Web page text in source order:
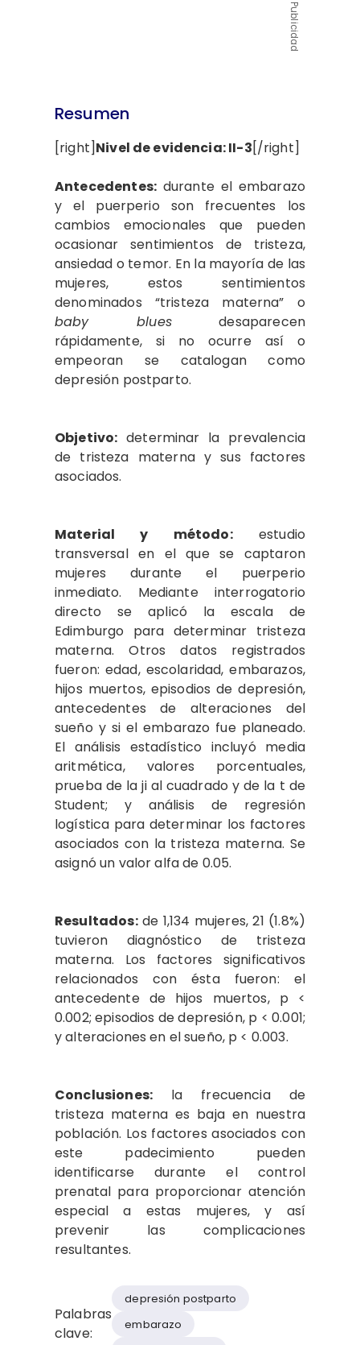
Publicidad
Resumen
[right]Nivel de evidencia: II-3[/right]
Antecedentes:durante el embarazo
y el puerperio son frecuentes los
cambios emocionales que pueden
ocasionar sentimientos de tristeza,
ansiedad o temor. En la mayoría de las
mujeres, estos sentimientos
denominados “tristeza materna” o
baby bluesdesaparecen
rápidamente, si no ocurre así o
empeoran se catalogan como
depresión postparto.
Objetivo: determinar la prevalencia
de tristeza materna y sus factores
asociados.
Material y método:estudio
transversal en el que se captaron
mujeres durante el puerperio
inmediato. Mediante interrogatorio
directo se aplicó la escala de
Edimburgo para determinar tristeza
materna. Otros datos registrados
fueron: edad, escolaridad, embarazos,
hijos muertos, episodios de depresión,
antecedentes de alteraciones del
sueño y si el embarazo fue planeado.
El análisis estadístico incluyó media
aritmética, valores porcentuales,
prueba de la ji al cuadrado y de la t de
Student; y análisis de regresión
logística para determinar los factores
asociados con la tristeza materna. Se
asignó un valor alfa de 0.05.
Resultados:de 1,134 mujeres, 21 (1.8%)
tuvieron diagnóstico de tristeza
materna. Los factores significativos
relacionados con ésta fueron: el
antecedente de hijos muertos, p <
0.002; episodios de depresión, p < 0.001;
y alteraciones en el sueño, p < 0.003.
Conclusiones:la frecuencia de
tristeza materna es baja en nuestra
población. Los factores asociados con
este padecimiento pueden
identificarse durante el control
prenatal para proporcionar atención
especial a estas mujeres, y así
prevenir las complicaciones
resultantes.
Palabras
clave:
depresión postparto
embarazo